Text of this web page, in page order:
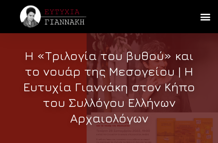
Η «Τριλογία του βυθού» και
το νουάρ της Μεσογείου | Η
Ευτυχία Γιαννάκη στον Κήπο
του Συλλόγου Ελλήνων
Αρχαιολόγων